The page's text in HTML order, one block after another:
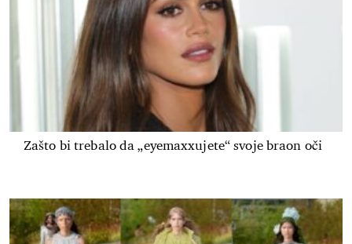
Zašto bi trebalo da „eyemaxxujete“ svoje braon oči